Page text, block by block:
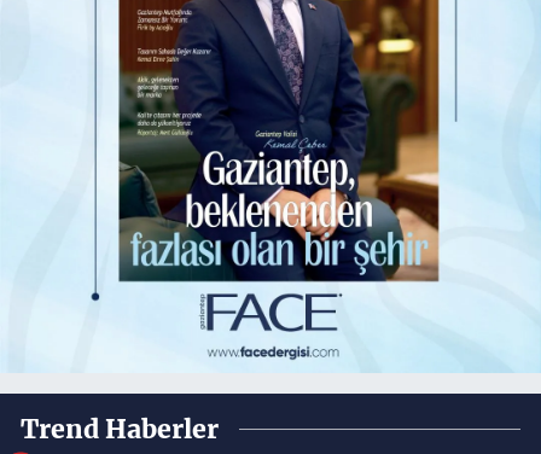
Trend Haberler